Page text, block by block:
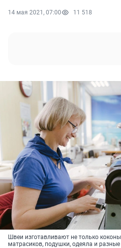
14 мая 2021, 07:00 11 518
Швеи изготавливают не только
матрасиков, подушки, одеяла и